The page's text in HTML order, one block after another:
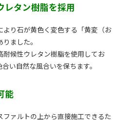
レタン樹脂を採用
り石が黄色く変色する「黄変（お
ました。
候性ウレタン樹脂を使用してお
い自然な風合いを保ちます。
能
ァルトの上から直接施工できるた